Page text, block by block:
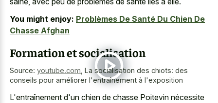
You might enjoy: Problèmes De Santé Du Chien De
Chasse Afghan
Formation et socialisation
Source: youtube.com La socialisation des chiots: des
conseils pour améliorer l'entraînement à l'exposition
L'entraînement d'un chien de chasse Poitevin nécessite